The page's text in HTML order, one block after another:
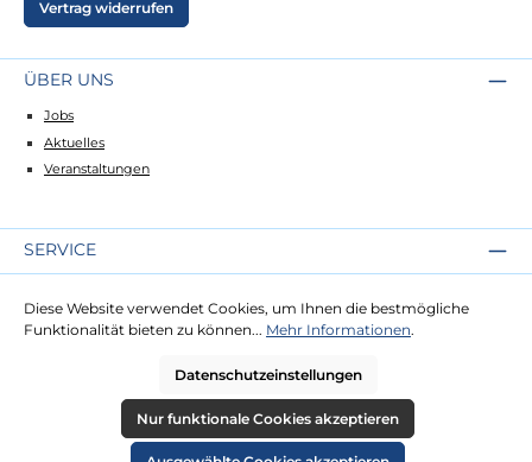
Vertrag widerrufen
ÜBER UNS
Jobs
Aktuelles
Veranstaltungen
SERVICE
Lieferung
Zahlung
RECHTLICHES
Diese Website verwendet Cookies, um Ihnen die bestmögliche
Funktionalität bieten zu können... Mehr Informationen.
Datenschutzeinstellungen
Nur funktionale Cookies akzeptieren